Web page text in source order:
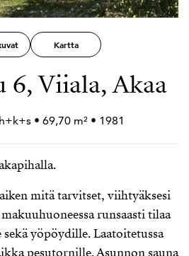
Kartta
6, Viiala, Akaa
k+s • 69,70 m² • 1981
mitä tarvitset, viihtyäksesi
runsaasti tilaa
yöpöydille. Laatoitetussa